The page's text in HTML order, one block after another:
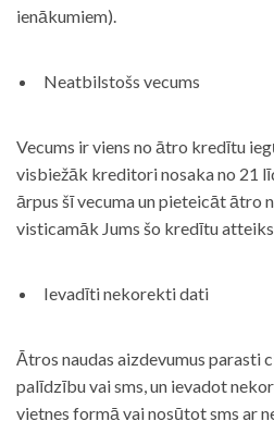
ienākumiem).
Neatbilstošs vecums
Vecums ir viens no ātro kredītu
visbiežāk kreditori nosaka no 21
ārpus šī vecuma un pieteicāt ātro
visticamāk Jums šo kredītu
Ievadīti nekorekti dati
Ātros naudas aizdevumus parasti
palīdzību vai sms, un ievadot
vietnes formā vai nosūtot sms ar